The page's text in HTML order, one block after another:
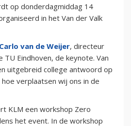
op donderdagmiddag 14
in het Van der Valk
Carlo van de Weijer, directeur
TU Eindhoven, de keynote. Van
uitgebreid college antwoord op
verplaatsen wij ons in de
KLM een workshop Zero
het event. In de workshop